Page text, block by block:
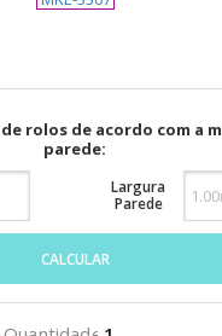
rolos de acordo com a
parede:
Largura
Parede
CALCULAR